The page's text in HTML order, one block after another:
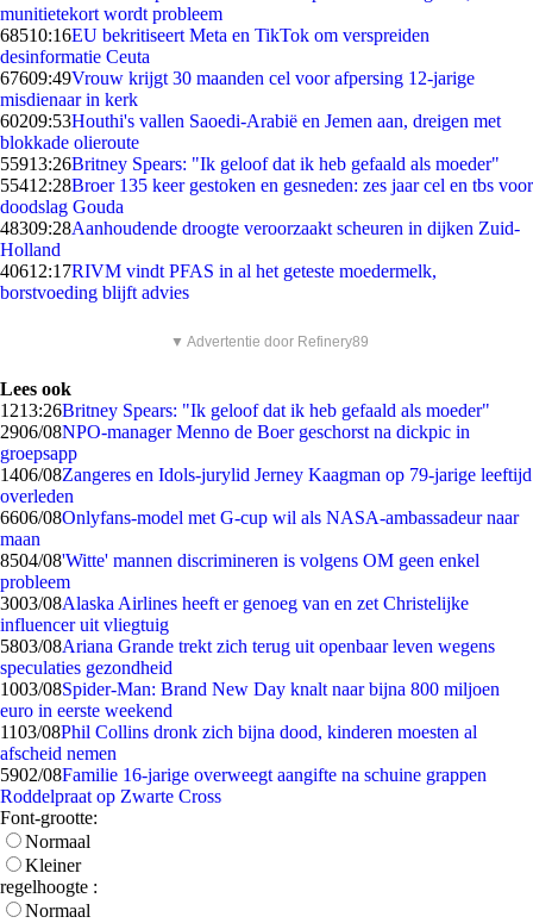
munitietekort wordt probleem
68510:16EU bekritiseert Meta en TikTok om verspreiden
desinformatie Ceuta
67609:49Vrouw krijgt 30 maanden cel voor afpersing 12-jarige
misdienaar in kerk
60209:53Houthi's vallen Saoedi-Arabië en Jemen aan, dreigen met
blokkade olieroute
55913:26Britney Spears: "Ik geloof dat ik heb gefaald als moeder"
55412:28Broer 135 keer gestoken en gesneden: zes jaar cel en tbs voor
doodslag Gouda
48309:28Aanhoudende droogte veroorzaakt scheuren in dijken Zuid-
Holland
40612:17RIVM vindt PFAS in al het geteste moedermelk,
borstvoeding blijft advies
▼ Advertentie door Refinery89
Lees ook
1213:26Britney Spears: "Ik geloof dat ik heb gefaald als moeder"
2906/08NPO-manager Menno de Boer geschorst na dickpic in
groepsapp
1406/08Zangeres en Idols-jurylid Jerney Kaagman op 79-jarige leeftijd
overleden
6606/08Onlyfans-model met G-cup wil als NASA-ambassadeur naar
maan
8504/08'Witte' mannen discrimineren is volgens OM geen enkel
probleem
3003/08Alaska Airlines heeft er genoeg van en zet Christelijke
influencer uit vliegtuig
5803/08Ariana Grande trekt zich terug uit openbaar leven wegens
speculaties gezondheid
1003/08Spider-Man: Brand New Day knalt naar bijna 800 miljoen
euro in eerste weekend
1103/08Phil Collins dronk zich bijna dood, kinderen moesten al
afscheid nemen
5902/08Familie 16-jarige overweegt aangifte na schuine grappen
Roddelpraat op Zwarte Cross
Font-grootte:
Normaal
Kleiner
regelhoogte :
Normaal